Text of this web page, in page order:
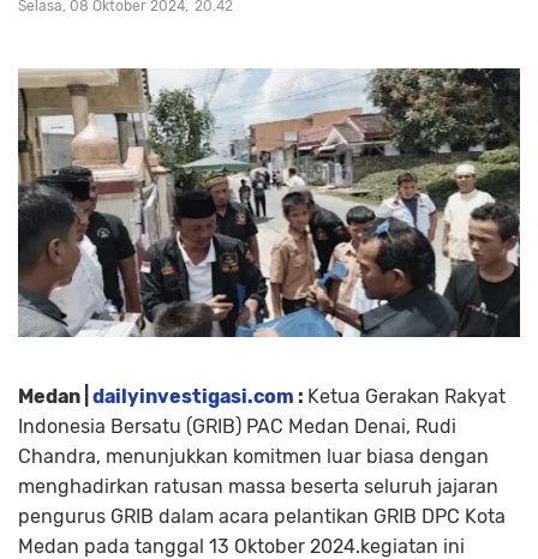
Selasa, 08 Oktober 2024 20.42
Medan | dailyinvestigasi.com : Ketua Gerakan Rakyat
Indonesia Bersatu (GRIB) PAC Medan Denai, Rudi
Chandra, menunjukkan komitmen luar biasa dengan
menghadirkan ratusan massa beserta seluruh jajaran
pengurus GRIB dalam acara pelantikan GRIB DPC Kota
Medan pada tanggal 13 Oktober 2024.kegiatan ini